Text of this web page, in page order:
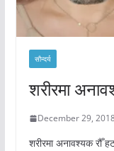
सौन्दर्य
शरीरमा
December 29,
शरीरमा अनावश्यक रौँ